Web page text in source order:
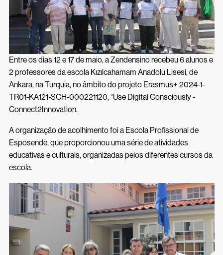
Acessos Inovar
Acesso ao Ensino Superior
Entre os dias 12 e 17 de maio, a Zendensino recebeu 6 alunos e
2 professores da escola Kızılcahamam Anadolu Lisesi, de
Ankara, na Turquia, no âmbito do projeto Erasmus+ 2024-1-
TR01-KA121-SCH-000221120, “Use Digital Consciously -
Connect2Innovation.
A organização de acolhimento foi a Escola Profissional de
Esposende, que proporcionou uma série de atividades
educativas e culturais, organizadas pelos diferentes cursos da
escola.